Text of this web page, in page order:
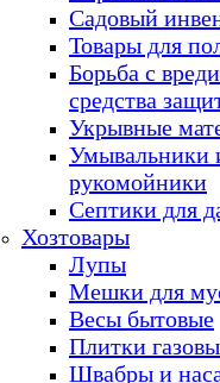
Садовый
Товары для
Борьба с
средства
Укрывные
Умывальники
рукомойники
Септики для
Хозтовары
Лупы
Мешки для
Весы бытовые
Плитки
Швабры и